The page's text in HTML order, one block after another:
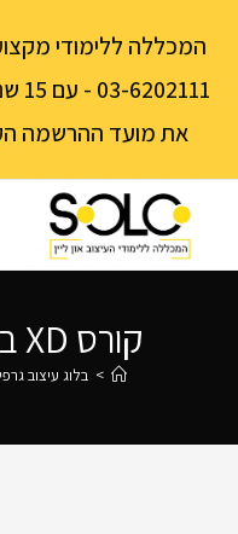
המכללה ללימודי
את מועד ההרשמה
קורס XD בניית אפליקציות
> בלוג עיצוב